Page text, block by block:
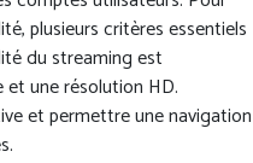
plusieurs critères essentiels
du streaming est
une résolution HD.
et permettre une navigation